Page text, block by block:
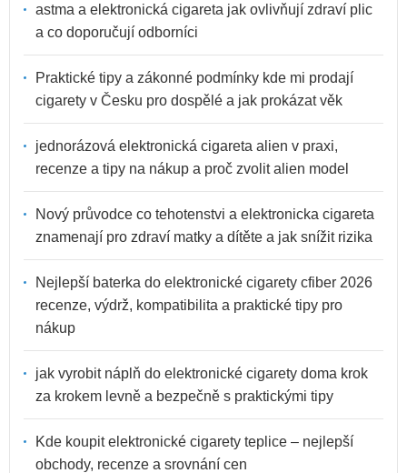
astma a elektronická cigareta jak ovlivňují zdraví plic
a co doporučují odborníci
Praktické tipy a zákonné podmínky kde mi prodají
cigarety v Česku pro dospělé a jak prokázat věk
jednorázová elektronická cigareta alien v praxi,
recenze a tipy na nákup a proč zvolit alien model
Nový průvodce co tehotenstvi a elektronicka cigareta
znamenají pro zdraví matky a dítěte a jak snížit rizika
Nejlepší baterka do elektronické cigarety cfiber 2026
recenze, výdrž, kompatibilita a praktické tipy pro
nákup
jak vyrobit náplň do elektronické cigarety doma krok
za krokem levně a bezpečně s praktickými tipy
Kde koupit elektronické cigarety teplice – nejlepší
obchody, recenze a srovnání cen